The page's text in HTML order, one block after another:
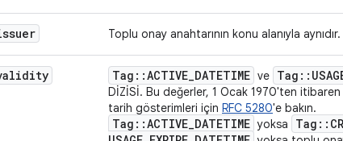
Toplu onay anahtarının konu alanıyla aynıdır.
Tag ::ACTIVE_DATETIME ve Tag ::
DİZİSİ. Bu değerler, 1 Ocak 1970'ten
tarih gösterimleri için RFC 5280'e bakın.
Tag ::ACTIVE_DATETIME yoksa Tag ::